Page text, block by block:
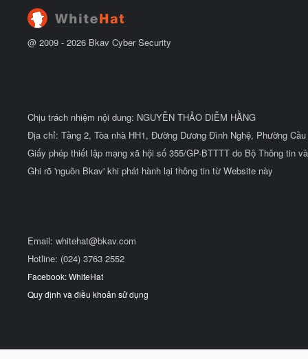
@ 2009 - 2026 Bkav Cyber Security
Chịu trách nhiệm nội dung: NGUYỄN THẢO DIỄM HẰNG
Địa chỉ: Tầng 2, Tòa nhà HH1, Đường Dương Đình Nghệ, Phường
Giấy phép thiết lập mạng xã hội số 355/GP-BTTTT do Bộ Thông tin
Ghi rõ 'nguồn Bkav' khi phát hành lại thông tin từ Website này
Email: whitehat@bkav.com
Hotline: (024) 3763 2552
Facebook: WhiteHat
Quy định và điều khoản sử dụng